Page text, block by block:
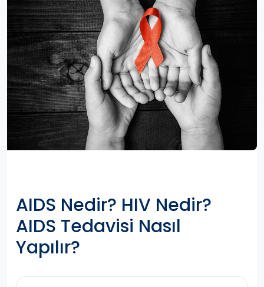
AIDS Nedir? HIV Nedir?
AIDS Tedavisi Nasıl
Yapılır?